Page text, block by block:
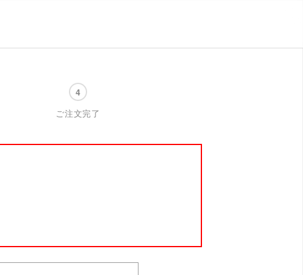
ご注文完了